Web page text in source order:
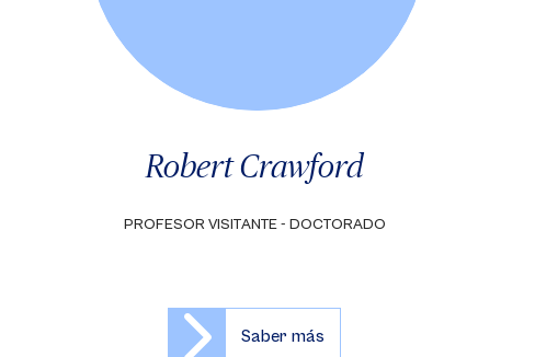
Robert Crawford
PROFESOR VISITANTE - DOCTORADO
Saber más